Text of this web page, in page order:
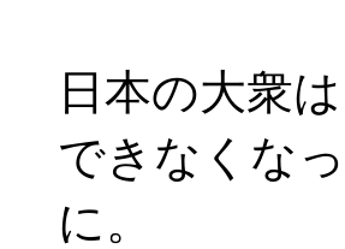
日本の大衆
できなくな
に。